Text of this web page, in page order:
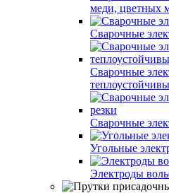
меди, цветных
Сварочные
Сварочные
Сварочные
Угольные
Электроды